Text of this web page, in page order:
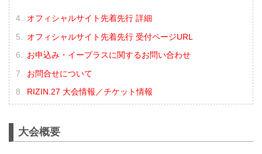
オフィシャルサイト先着先行 詳細
オフィシャルサイト先着先行 受付ページURL
お申込み・イープラスに関するお問い合わせ
お問合せについて
RIZIN.27 大会情報／チケット情報
大会概要